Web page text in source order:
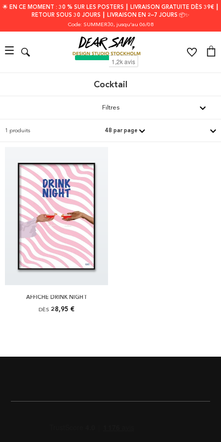
🌟 EN CE MOMENT : 30 % SUR LES POSTERS ┃ LIVRAISON GRATUITE DÈS 39€ ┃
RETOUR SOUS 30 JOURS ┃ LIVRAISON EN 2–7 JOURS 📦✨
Code: SUMMER30, jusqu'au 06/08
Cocktail
Filtres
1 produits
AFFICHE DRINK NIGHT
DÈS 28,95 €